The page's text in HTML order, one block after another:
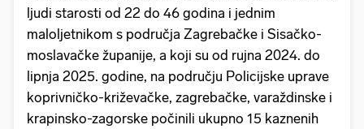
ljudi starosti od 22 do 46 godina i jednim
maloljetnikom s područja Zagrebačke i Sisačko-
moslavačke županije, a koji su od rujna 2024. do
lipnja 2025. godine, na području Policijske uprave
koprivničko-križevačke, zagrebačke, varaždinske i
krapinsko-zagorske počinili ukupno 15 kaznenih